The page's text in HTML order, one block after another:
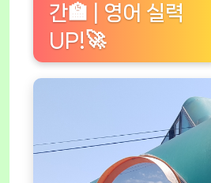
간🏫 | 영어 실력
UP!🚀